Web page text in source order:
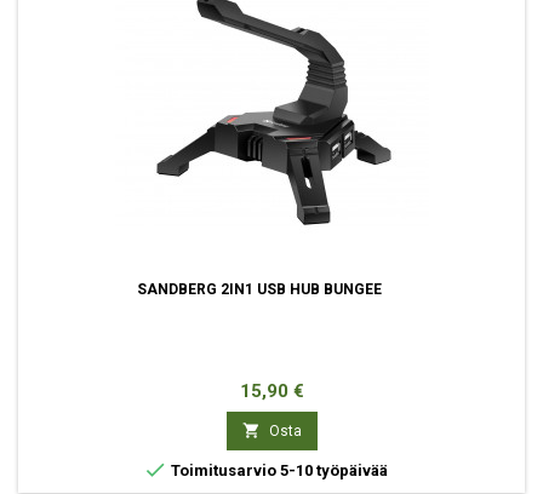
SANDBERG 2IN1 USB HUB BUNGEE
Hinta
15,90 €
 Osta
 Toimitusarvio 5-10 työpäivää